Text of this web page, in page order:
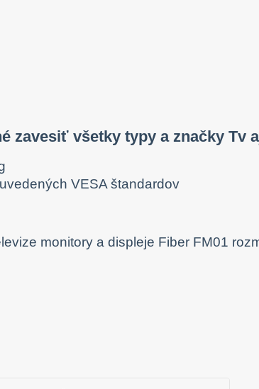
zavesiť všetky typy a značky Tv
VESA štandardov